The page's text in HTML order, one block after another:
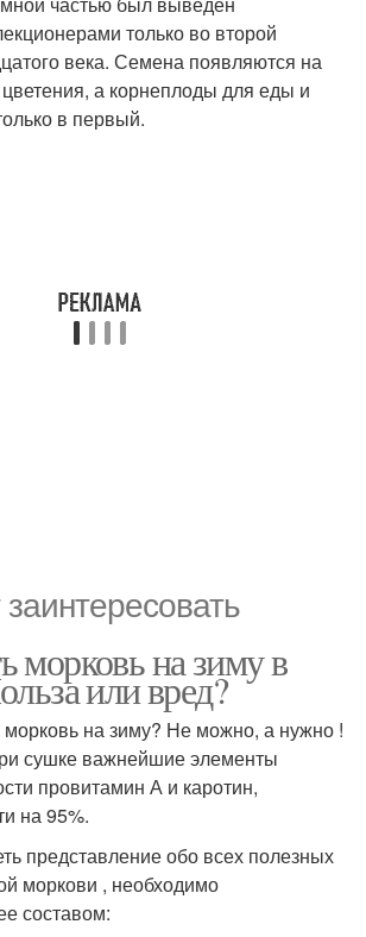
только во второй
века. Семена появляются на
а корнеплоды для еды и
в первый.
морковь на зиму в
или вред?
на зиму? Не можно, а нужно !
сушке важнейшие элементы
провитамин А и каротин,
на 95%.
представление обо всех полезных
моркови , необходимо
составом: